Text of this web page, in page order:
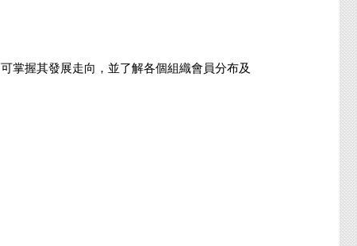
掌握其發展走向，並了解各個組織會員分布及